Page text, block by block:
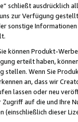
schließt ausdrücklich
zur Verfügung
sonstige
können Produkt-
erteilt haben,
stellen. Wenn Sie
an, dass wir
lassen oder neu
auf die und Ihre
(einschließlich dieser